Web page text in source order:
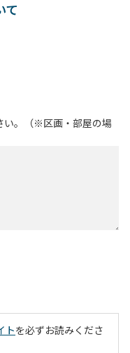
て
い。（※区画・部屋の場
トを必ずお読みくださ